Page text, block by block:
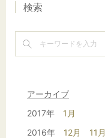
検索
アーカイブ
2017年 1月
2016年 12月 11月